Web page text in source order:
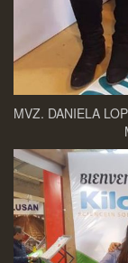
MVZ. DANIELA